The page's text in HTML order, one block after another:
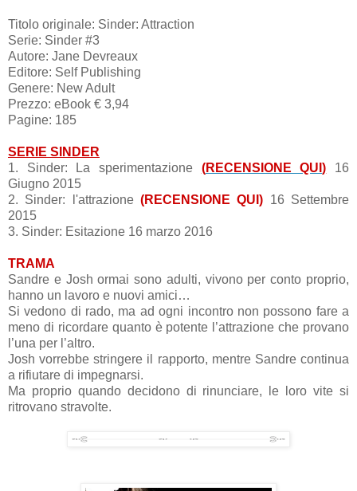
Titolo originale: Sinder: Attraction
Serie: Sinder #3
Autore: Jane Devreaux
Editore: Self Publishing
Genere: New Adult
Prezzo: eBook € 3,94
Pagine: 185
SERIE SINDER
1. Sinder: La sperimentazione (RECENSIONE QUI) 16
Giugno 2015
2. Sinder: l'attrazione (RECENSIONE QUI) 16 Settembre
2015
3. Sinder: Esitazione 16 marzo 2016
TRAMA
Sandre e Josh ormai sono adulti, vivono per conto proprio,
hanno un lavoro e nuovi amici…
Si vedono di rado, ma ad ogni incontro non possono fare a
meno di ricordare quanto è potente l’attrazione che provano
l’una per l’altro.
Josh vorrebbe stringere il rapporto, mentre Sandre continua
a rifiutare di impegnarsi.
Ma proprio quando decidono di rinunciare, le loro vite si
ritrovano stravolte.